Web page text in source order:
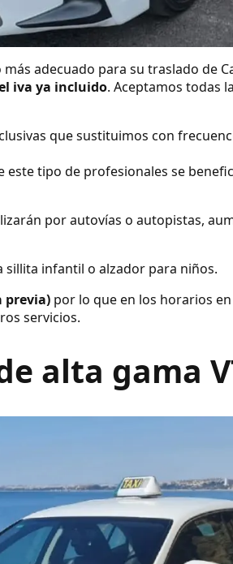
adecuado para su traslado de
iva ya incluido. Aceptamos todas
que sustituimos con
tipo de profesionales se
por autovías o autopistas,
infantil o alzador para niños.
previa) por lo que en los horarios
servicios.
alta gama